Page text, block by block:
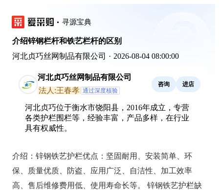
寻源宝典
介绍锌钢栏杆和铁艺栏杆的区别
河北贞巧丝网制品有限公司 · 2026-08-04 08:00:00
河北贞巧丝网制品有限公司
法人:王春孝 通过深度核验
咨询 进店
河北贞巧位于衡水市饶阳县，2016年成立，专营
各类护栏围栏等，经验丰富，产品多样，在行业
具有权威性。
介绍： 锌钢铁艺护栏优点：坚固耐用、安装简单、环
保、质量优质、防盗、应用广泛、自洁性、加工效率
高、售后维修费用低、使用寿命长等。 锌钢铁艺护栏缺